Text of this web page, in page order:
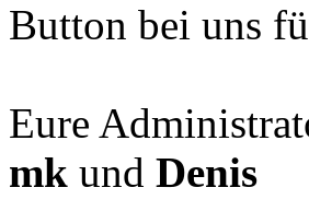
Button bei uns
Eure
mk und Denis